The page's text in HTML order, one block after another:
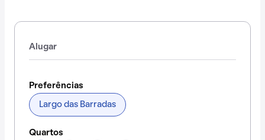
Alugar
Preferências
Largo das Barradas
Quartos